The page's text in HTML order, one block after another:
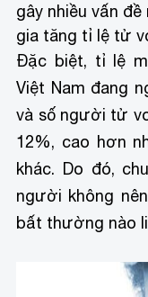
gây nhiều vấn
gia tăng tỉ lệ tử
Đặc biệt, tỉ lệ
Việt Nam đang
và số người tử
12%, cao hơn
khác. Do đó,
người không
bất thường nào